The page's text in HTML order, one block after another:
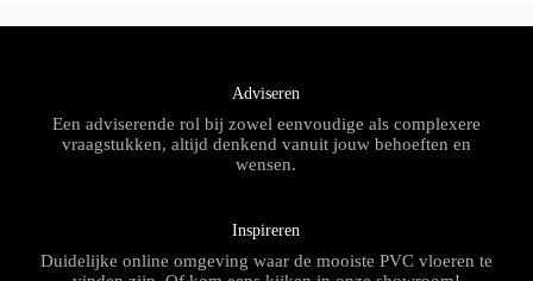
Adviseren
Een adviserende rol bij zowel eenvoudige als complexere
vraagstukken, altijd denkend vanuit jouw behoeften en
wensen.
Inspireren
Duidelijke online omgeving waar de mooiste PVC vloeren te